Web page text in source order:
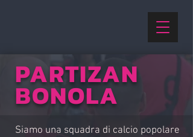
PARTIZAN
BONOLA
Siamo una squadra di calcio popolare